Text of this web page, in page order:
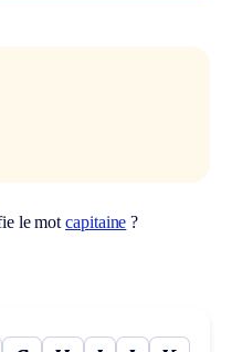
le motcapitaine ?